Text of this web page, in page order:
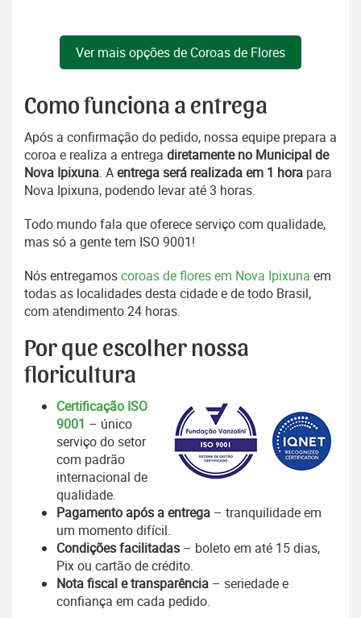
Ver mais opções de Coroas de Flores
Como funciona a entrega
Após a confirmação do pedido, nossa equipe prepara a
coroa e realiza a entrega diretamente no Municipal de
Nova Ipixuna. Aentrega será realizada em 1 hora para
Nova Ipixuna, podendo levar até 3 horas.
Todo mundo fala que oferece serviço com qualidade,
mas só a gente tem ISO 9001!
Nós entregamoscoroas de flores em Nova Ipixuna em
todas as localidades desta cidade e de todo Brasil,
com atendimento 24 horas.
Por que escolher nossa
floricultura
Certificação ISO
9001 – único
serviço do setor
com padrão
internacional de
qualidade.
Pagamento após a entrega – tranquilidade em
um momento difícil.
Condições facilitadas – boleto em até 15 dias,
Pix ou cartão de crédito.
Nota fiscal e transparência – seriedade e
confiança em cada pedido.